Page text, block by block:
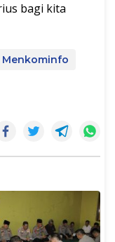
bagi kita
Menkominfo